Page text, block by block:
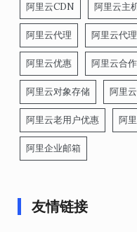
阿里云CDN 阿里云主
阿里云代理 阿里云代
阿里云优惠 阿里云合
阿里云对象存储 阿里
阿里云老用户优惠 阿
阿里企业邮箱
友情链接